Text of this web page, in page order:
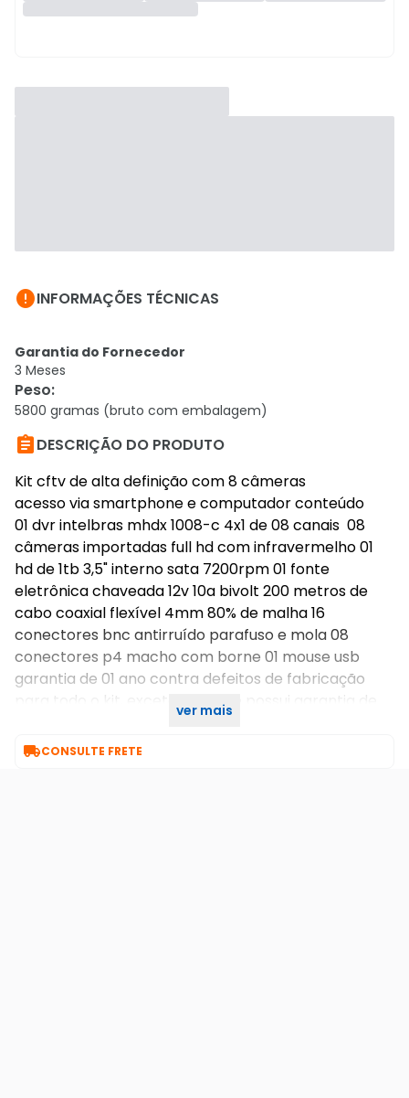
INFORMAÇÕES TÉCNICAS
Garantia do Fornecedor
3 Meses
Peso:
5800 gramas (bruto com embalagem)
DESCRIÇÃO DO PRODUTO
Kit cftv de alta definição com 8 câmeras
acesso via smartphone e computador conteúdo
01 dvr intelbras mhdx 1008-c 4x1 de 08 canais 08
câmeras importadas full hd com infravermelho 01
hd de 1tb 3,5" interno sata 7200rpm 01 fonte
eletrônica chaveada 12v 10a bivolt 200 metros de
cabo coaxial flexível 4mm 80% de malha 16
conectores bnc antirruído parafuso e mola 08
conectores p4 macho com borne 01 mouse usb
garantia de 01 ano contra defeitos de fabricação
para todo o kit, exceto o hd que possui garantia de
ver mais
CONSULTE FRETE